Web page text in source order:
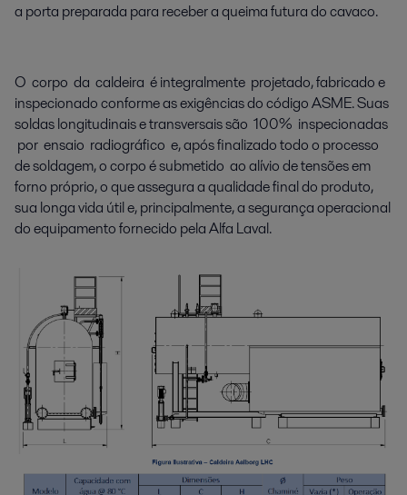
a porta preparada para receber a queima futura do cavaco.
O corpo da caldeira é integralmente projetado, fabricado e
inspecionado conforme as exigências do código ASME. Suas
soldas longitudinais e transversais são 100% inspecionadas
por ensaio radiográfico e, após finalizado todo o processo
de soldagem, o corpo é submetido ao alívio de tensões em
forno próprio, o que assegura a qualidade final do produto,
sua longa vida útil e, principalmente, a segurança operacional
do equipamento fornecido pela Alfa Laval.